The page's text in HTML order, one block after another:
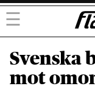
☰
Svenska
mot